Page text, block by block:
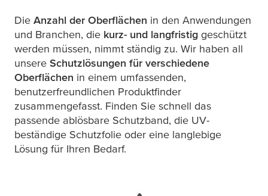
Die Anzahl der Oberflächen in den Anwendungen
und Branchen, die kurz- und langfristig geschützt
werden müssen, nimmt ständig zu. Wir haben all
unsere Schutzlösungen für verschiedene
Oberflächen in einem umfassenden,
benutzerfreundlichen Produktfinder
zusammengefasst. Finden Sie schnell das
passende ablösbare Schutzband, die UV-
beständige Schutzfolie oder eine langlebige
Lösung für Ihren Bedarf.